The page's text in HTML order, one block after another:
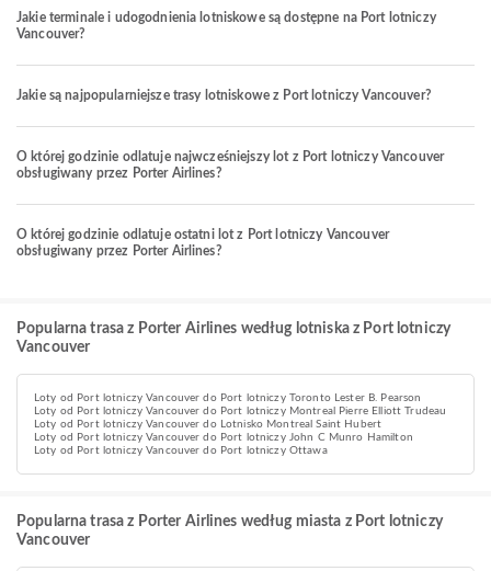
Jakie terminale i udogodnienia lotniskowe są dostępne na Port lotniczy
Vancouver?
Jakie są najpopularniejsze trasy lotniskowe z Port lotniczy Vancouver?
O której godzinie odlatuje najwcześniejszy lot z Port lotniczy Vancouver
obsługiwany przez Porter Airlines?
O której godzinie odlatuje ostatni lot z Port lotniczy Vancouver
obsługiwany przez Porter Airlines?
Popularna trasa z Porter Airlines według lotniska z Port lotniczy
Vancouver
Loty od Port lotniczy Vancouver do Port lotniczy Toronto Lester B. Pearson
Loty od Port lotniczy Vancouver do Port lotniczy Montreal Pierre Elliott Trudeau
Loty od Port lotniczy Vancouver do Lotnisko Montreal Saint Hubert
Loty od Port lotniczy Vancouver do Port lotniczy John C Munro Hamilton
Loty od Port lotniczy Vancouver do Port lotniczy Ottawa
Popularna trasa z Porter Airlines według miasta z Port lotniczy
Vancouver